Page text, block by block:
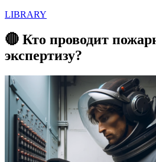
LIBRARY
🔴 Кто проводит
экспертизу?